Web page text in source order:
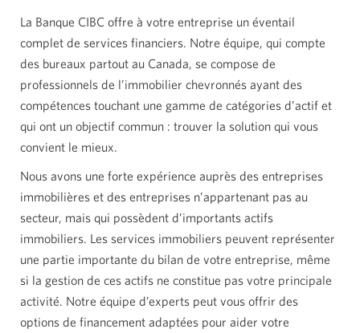
La Banque CIBC offre à votre entreprise un éventail
complet de services financiers. Notre équipe, qui compte
des bureaux partout au Canada, se compose de
professionnels de l’immobilier chevronnés ayant des
compétences touchant une gamme de catégories d’actif et
qui ont un objectif commun : trouver la solution qui vous
convient le mieux.
Nous avons une forte expérience auprès des entreprises
immobilières et des entreprises n’appartenant pas au
secteur, mais qui possèdent d’importants actifs
immobiliers. Les services immobiliers peuvent représenter
une partie importante du bilan de votre entreprise, même
si la gestion de ces actifs ne constitue pas votre principale
activité. Notre équipe d’experts peut vous offrir des
options de financement adaptées pour aider votre